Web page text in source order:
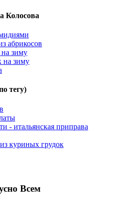
Колосова
абрикосов
на зиму
на зиму
тегу)
- итальянская приправа
куриных грудок
Всем